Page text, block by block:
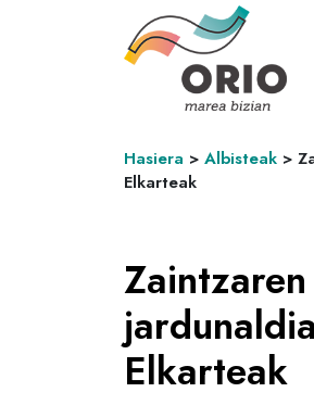
Hasiera > Albisteak >
Elkarteak
Elkarteak